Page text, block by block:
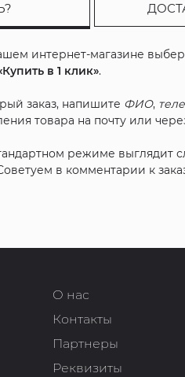
интернет-магазине
в 1 клик».
заказ, напишите ФИО,
товара на почту или
режиме выглядит
в комментарии к
О нас
Контакты
Партнеры
Реквизиты